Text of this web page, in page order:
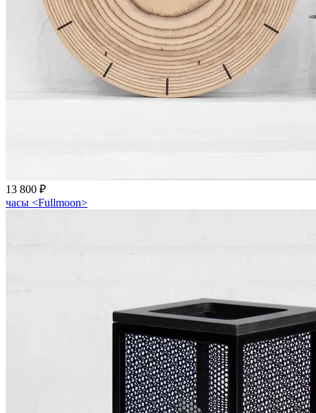
13 800 ₽
часы <Fullmoon>